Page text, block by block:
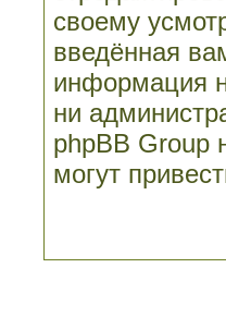
своему
введённая
информация
ни
phpBB Group
могут